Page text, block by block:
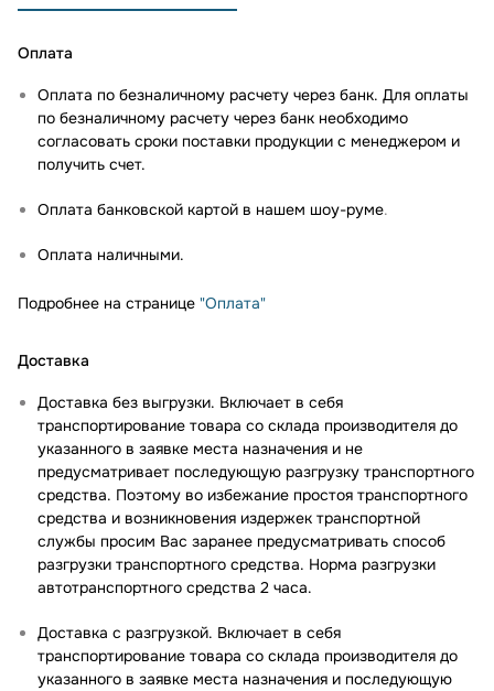
Оплата
Оплата по безналичному расчету через банк. Для оплаты
по безналичному расчету через банк необходимо
согласовать сроки поставки продукции с менеджером и
получить счет.
Оплата банковской картой в нашем шоу-руме.
Оплата наличными.
Подробнее на странице "Оплата"
Доставка
Доставка без выгрузки. Включает в себя
транспортирование товара со склада производителя до
указанного в заявке места назначения и не
предусматривает последующую разгрузку транспортного
средства. Поэтому во избежание простоя транспортного
средства и возникновения издержек транспортной
службы просим Вас заранее предусматривать способ
разгрузки транспортного средства. Норма разгрузки
автотранспортного средства 2 часа.
Доставка с разгрузкой. Включает в себя
транспортирование товара со склада производителя до
указанного в заявке места назначения и последующую